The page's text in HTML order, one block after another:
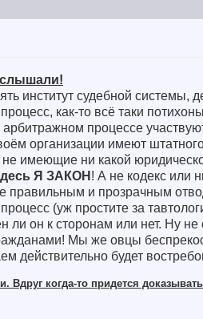
институт судебной системы,
как-то всё таки
процессе
организации имеют
имеющие ни какой
Я ЗАКОН ! А не кодекс или
правильным и прозрачным
(уж простите за
ли он к сторонам или нет. Ну
Мы же овцы
действительно будет
Вдруг когда-то придется